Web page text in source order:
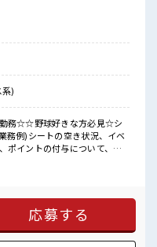
すが、
ければOKです！
OK！
)
務☆☆野球好きな方必見☆シ
務例)シートの空き状況、イベ
ポイントの付与について、資
ャレ
夫♪ 経験はちょっとだけ…と
充実する≫ 場合によっては
残業はほとんどナシ！ ≪髪型
すぎたり奇抜でなければOKで
応募する